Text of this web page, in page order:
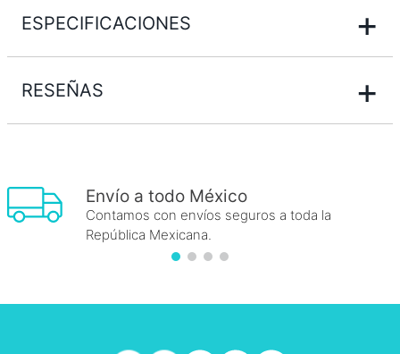
ESPECIFICACIONES +
RESEÑAS +
Envío a todo México
Contamos con envíos seguros a toda la
República Mexicana.